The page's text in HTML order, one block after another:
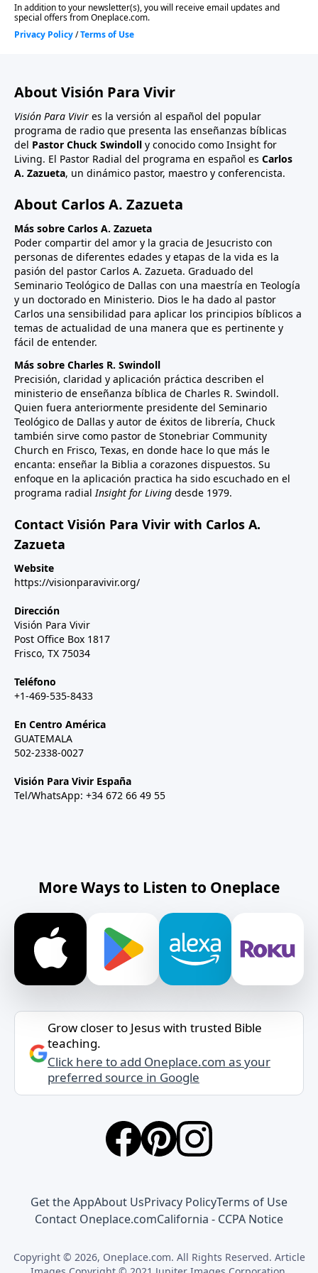
About Visión Para Vivir
Visión Para Vivir es la versión al español del popular
programa de radio que presenta las enseñanzas bíblicas
del Pastor Chuck Swindoll y conocido como Insight for
Living. El Pastor Radial del programa en español es Carlos
A. Zazueta, un dinámico pastor, maestro y conferencista.
About Carlos A. Zazueta
Más sobre Carlos A. Zazueta
Poder compartir del amor y la gracia de Jesucristo con
personas de diferentes edades y etapas de la vida es la
pasión del pastor Carlos A. Zazueta. Graduado del
Seminario Teológico de Dallas con una maestría en Teología
y un doctorado en Ministerio. Dios le ha dado al pastor
Carlos una sensibilidad para aplicar los principios bíblicos a
temas de actualidad de una manera que es pertinente y
fácil de entender.
Más sobre Charles R. Swindoll
Precisión, claridad y aplicación práctica describen el
ministerio de enseñanza bíblica de Charles R. Swindoll.
Quien fuera anteriormente presidente del Seminario
Teológico de Dallas y autor de éxitos de librería, Chuck
también sirve como pastor de Stonebriar Community
Church en Frisco, Texas, en donde hace lo que más le
encanta: enseñar la Biblia a corazones dispuestos. Su
enfoque en la aplicación practica ha sido escuchado en el
programa radialInsight for Living desde 1979.
Contact Visión Para Vivir with Carlos A.
Zazueta
Website
https://visionparavivir.org/
Dirección
Visión Para Vivir
Post Office Box 1817
Frisco, TX 75034
Teléfono
+1-469-535-8433
En Centro América
GUATEMALA
502-2338-0027
Visión Para Vivir España
Tel/WhatsApp: +34 672 66 49 55
More Ways to Listen to Oneplace
Grow closer to Jesus with trusted Bible
teaching.
Click here to add Oneplace.com as your
preferred source in Google
Get the AppAbout UsPrivacy PolicyTerms of Use
Contact Oneplace.comCalifornia - CCPA Notice
Copyright © 2026, Oneplace.com. All Rights Reserved. Article